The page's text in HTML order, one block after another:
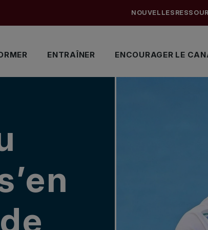
ENTRAÎNER ENCOURAGER LE
NOUVELLES